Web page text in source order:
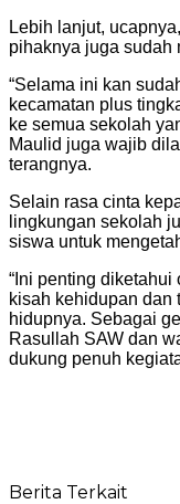
Lebih lanjut,
pihaknya juga sudah
“Selama ini kan
kecamatan plus
ke semua sekolah
Maulid juga wajib
terangnya.
Selain rasa cinta
lingkungan sekolah
siswa untuk
“Ini penting
kisah kehidupan dan
hidupnya. Sebagai
Rasullah SAW dan
dukung penuh
Berita Terkait